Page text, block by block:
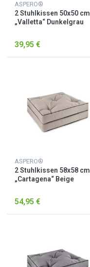
ASPERO®
2 Stuhlkissen 50x50 cm
„Valletta“ Dunkelgrau
39,95 €
ASPERO®
2 Stuhlkissen 58x58 cm
„Cartagena“ Beige
54,95 €